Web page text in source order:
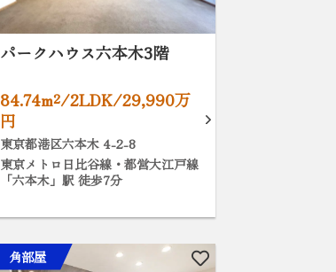
パークハウス六本木3階
84.74m²/2LDK/29,990万
円
東京都港区六本木 4-2-8
東京メトロ日比谷線・都営大江戸線
「六本木」駅 徒歩7分
角部屋